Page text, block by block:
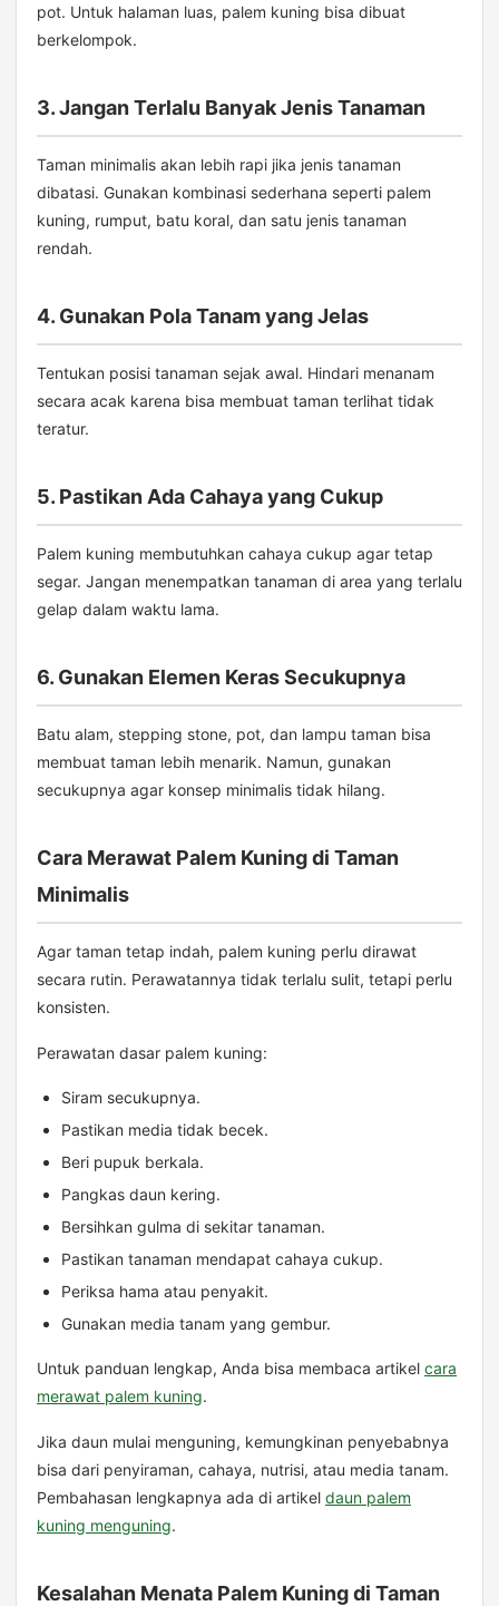
pot. Untuk halaman luas, palem kuning bisa dibuat
berkelompok.
3. Jangan Terlalu Banyak Jenis Tanaman
Taman minimalis akan lebih rapi jika jenis tanaman
dibatasi. Gunakan kombinasi sederhana seperti palem
kuning, rumput, batu koral, dan satu jenis tanaman
rendah.
4. Gunakan Pola Tanam yang Jelas
Tentukan posisi tanaman sejak awal. Hindari menanam
secara acak karena bisa membuat taman terlihat tidak
teratur.
5. Pastikan Ada Cahaya yang Cukup
Palem kuning membutuhkan cahaya cukup agar tetap
segar. Jangan menempatkan tanaman di area yang terlalu
gelap dalam waktu lama.
6. Gunakan Elemen Keras Secukupnya
Batu alam, stepping stone, pot, dan lampu taman bisa
membuat taman lebih menarik. Namun, gunakan
secukupnya agar konsep minimalis tidak hilang.
Cara Merawat Palem Kuning di Taman
Minimalis
Agar taman tetap indah, palem kuning perlu dirawat
secara rutin. Perawatannya tidak terlalu sulit, tetapi perlu
konsisten.
Perawatan dasar palem kuning:
Siram secukupnya.
Pastikan media tidak becek.
Beri pupuk berkala.
Pangkas daun kering.
Bersihkan gulma di sekitar tanaman.
Pastikan tanaman mendapat cahaya cukup.
Periksa hama atau penyakit.
Gunakan media tanam yang gembur.
Untuk panduan lengkap, Anda bisa membaca artikel cara
merawat palem kuning.
Jika daun mulai menguning, kemungkinan penyebabnya
bisa dari penyiraman, cahaya, nutrisi, atau media tanam.
Pembahasan lengkapnya ada di artikel daun palem
kuning menguning.
Kesalahan Menata Palem Kuning di Taman